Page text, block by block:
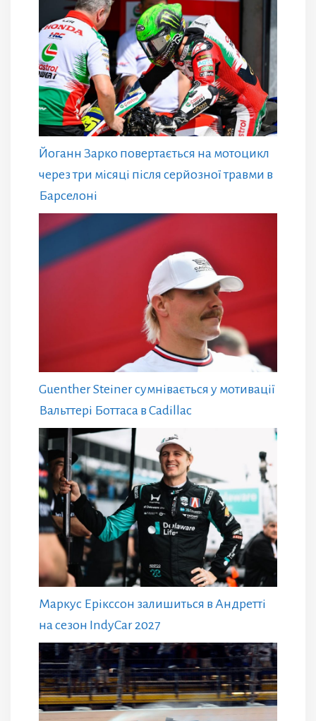
Йоганн Зарко повертається на мотоцикл
через три місяці після серйозної травми в
Барселоні
Guenther Steiner сумнівається у мотивації
Вальттері Боттаса в Cadillac
Маркус Ерікссон залишиться в Андретті
на сезон IndyCar 2027